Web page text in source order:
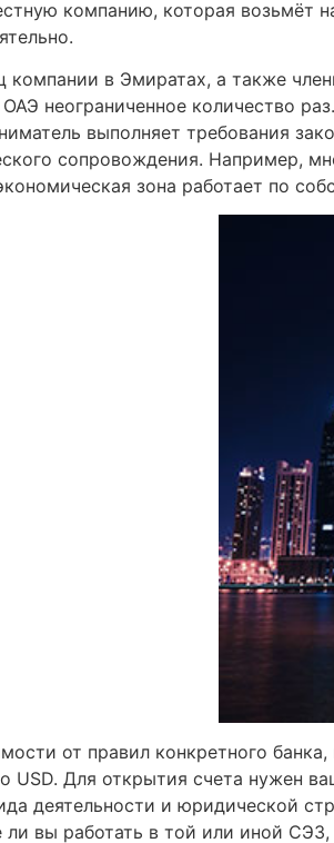
компанию, которая возьмёт
компании в Эмиратах, а также
неограниченное количество
выполняет требования
сопровождения. Например,
зона работает по
от правил конкретного
USD. Для открытия счета нужен
деятельности и юридической
вы работать в той или иной